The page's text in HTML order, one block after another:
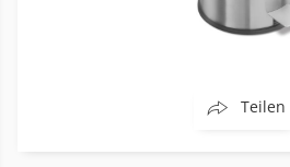
Teilen